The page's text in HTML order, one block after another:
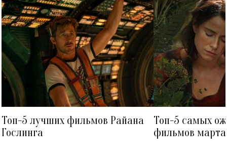
Топ-5 лучших фильмов Райана
Гослинга
Топ-5 самых
фильмов